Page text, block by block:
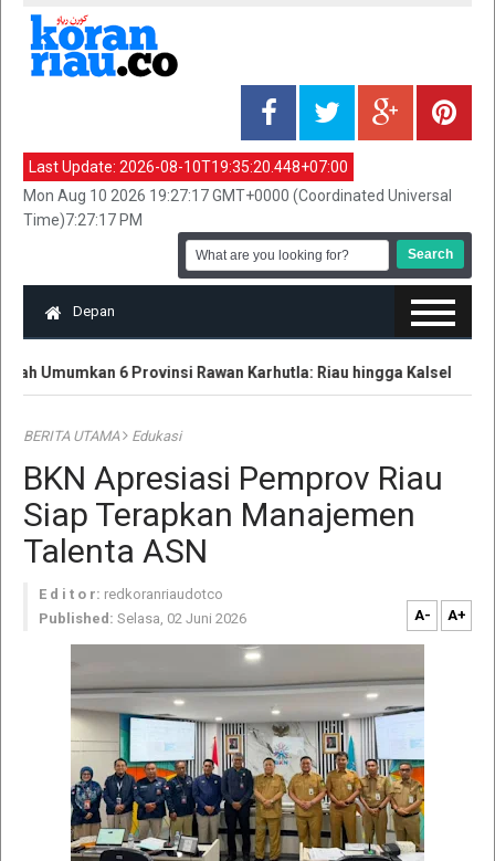
Last Update: 2026-08-10T19:35:20.448+07:00
Mon Aug 10 2026 19:27:17 GMT+0000 (Coordinated Universal
Time)7:27:17 PM
Depan
Umumkan 6 Provinsi Rawan Karhutla: Riau hingga Kalsel
BERITA UTAMA Edukasi
BKN Apresiasi Pemprov Riau
Siap Terapkan Manajemen
Talenta ASN
E d i t o r: redkoranriaudotco
Published: Selasa, 02 Juni 2026 A- A+